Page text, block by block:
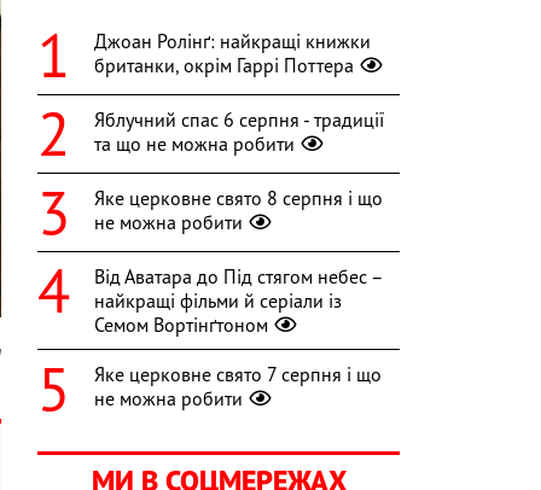
Джоан Ролінґ: найкращі книжки
британки, окрім Гаррі Поттера
Яблучний спас 6 серпня - традиції
та що не можна робити
Яке церковне свято 8 серпня і що
не можна робити
Від Аватара до Під стягом небес –
найкращі фільми й серіали із
Семом Вортінґтоном
Яке церковне свято 7 серпня і що
не можна робити
МИ В СОЦМЕРЕЖАХ